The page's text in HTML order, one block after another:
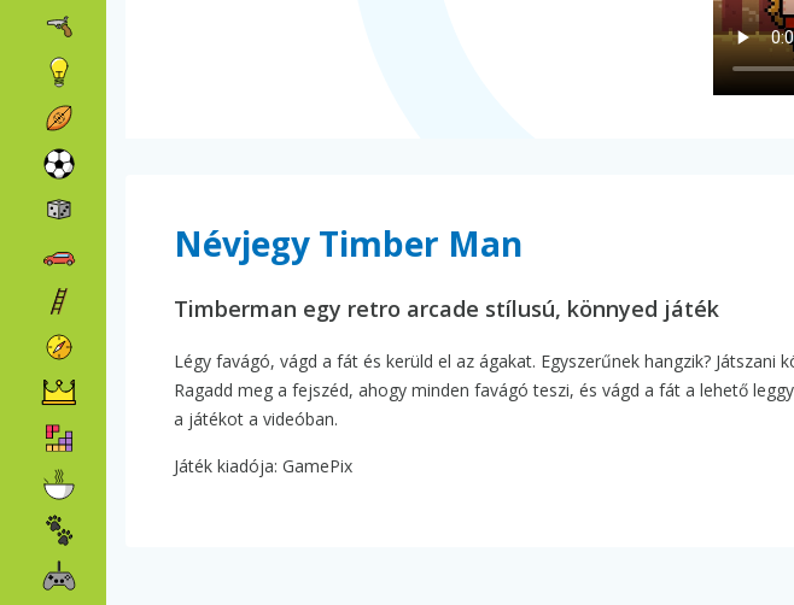
Névjegy Timber Man
Timberman egy retro arcade stílusú, könnyed játék
Légy favágó, vágd a fát és kerüld el az ágakat. Egyszerűnek hangzik? Játszani
Ragadd meg a fejszéd, ahogy minden favágó teszi, és vágd a fát a lehető
a játékot a videóban.
Játék kiadója: GamePix